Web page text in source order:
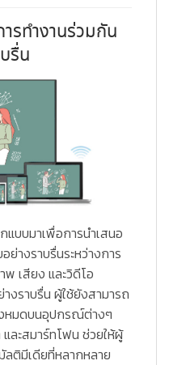
รทำงานร่วมกัน
รื่น
บบมาเพื่อการนำเสนอ
ย่างราบรื่นระหว่างการ
เสียง และวิดีโอ
งราบรื่น ผู้ใช้ยังสามารถ
งหมดบนอุปกรณ์ต่างๆ
ละสมาร์ทโฟน ช่วยให้ผู้
ติมีเดียที่หลากหลาย